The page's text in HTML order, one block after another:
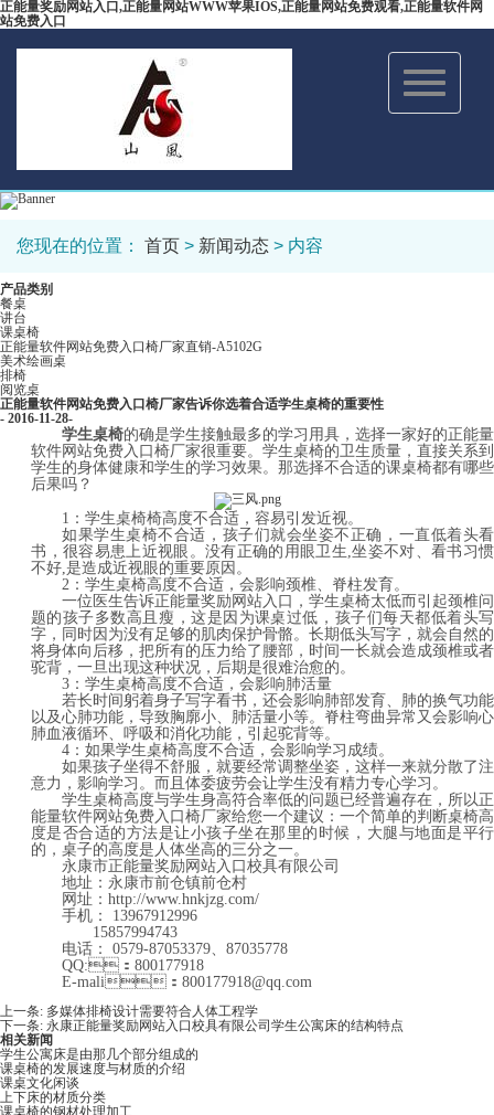
正能量奖励网站入口,正能量网站WWW苹果IOS,正能量网站免费观看,正能量软件网
站免费入口
Toggle
navigation
您现在的位置： 首页 > 新闻动态 > 内容
产品类别
餐桌
讲台
课桌椅
正能量软件网站免费入口椅厂家直销-A5102G
美术绘画桌
排椅
阅览桌
正能量软件网站免费入口椅厂家告诉你选着合适学生桌椅的重要性
- 2016-11-28-
学生桌椅的确是学生接触最多的学习用具，选择一家好的正能量
软件网站免费入口椅厂家很重要。学生桌椅的卫生质量，直接关系到
学生的身体健康和学生的学习效果。那选择不合适的课桌椅都有哪些
后果吗？
1：学生桌椅椅高度不合适，容易引发近视。
如果学生桌椅不合适，孩子们就会坐姿不正确，一直低着头看
书，很容易患上近视眼。没有正确的用眼卫生 ,坐姿不对、看书习惯
不好,是造成近视眼的重要原因。
2：学生桌椅高度不合适，会影响颈椎、脊柱发育。
一位医生告诉正能量奖励网站入口，学生桌椅太低而引起颈椎问
题的孩子多数高且瘦，这是因为课桌过低，孩子们每天都低着头写
字，同时因为没有足够的肌肉保护骨骼。长期低头写字，就会自然的
将身体向后移，把所有的压力给了腰部，时间一长就会造成颈椎或者
驼背，一旦出现这种状况，后期是很难治愈的。
3：学生桌椅高度不合适，会影响肺活量
若长时间躬着身子写字看书，还会影响肺部发育、肺的换气功能
以及心肺功能，导致胸廓小、肺活量小等。脊柱弯曲异常又会影响心
肺血液循环、呼吸和消化功能，引起驼背等。
4：如果学生桌椅高度不合适，会影响学习成绩。
如果孩子坐得不舒服，就要经常调整坐姿，这样一来就分散了注
意力，影响学习。而且体委疲劳会让学生没有精力专心学习。
学生桌椅高度与学生身高符合率低的问题已经普遍存在，所以正
能量软件网站免费入口椅厂家给您一个建议：一个简单的判断桌椅高
度是否合适的方法是让小孩子坐在那里的时候，大腿与地面是平行
的，桌子的高度是人体坐高的三分之一。
永康市正能量奖励网站入口校具有限公司
地址：永康市前仓镇前仓村
网址： http://www.hnkjzg.com/
手机：
13967912996
15857994743
电话：
0579-87053379、87035778
QQ:：800177918
E-mali：800177918@qq.com
上一条: 多媒体排椅设计需要符合人体工程学
下一条: 永康正能量奖励网站入口校具有限公司学生公寓床的结构特点
相关新闻
学生公寓床是由那几个部分组成的
课桌椅的发展速度与材质的介绍
课桌文化闲谈
上下床的材质分类
课桌椅的钢材处理加工